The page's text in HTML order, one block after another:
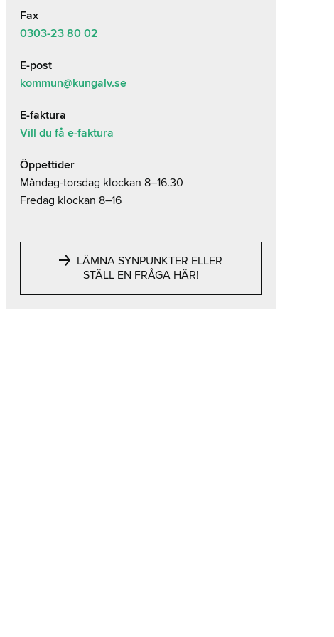
Fax
0303-23 80 02
E-post
kommun@kungalv.se
E-faktura
Vill du få e-faktura
Öppettider
Måndag-torsdag klockan 8–16.30
Fredag klockan 8–16
LÄMNA SYNPUNKTER ELLER
STÄLL EN FRÅGA HÄR!